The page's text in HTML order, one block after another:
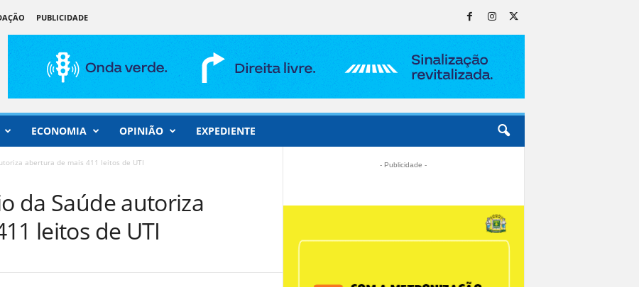
PUBLICIDADE
ECONOMIA OPINIÃO EXPEDIENTE
abertura de mais 411 leitos de UTI
da Saúde autoriza
leitos de UTI
- Publicidade -